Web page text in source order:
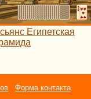
Египетская
Форма контакта